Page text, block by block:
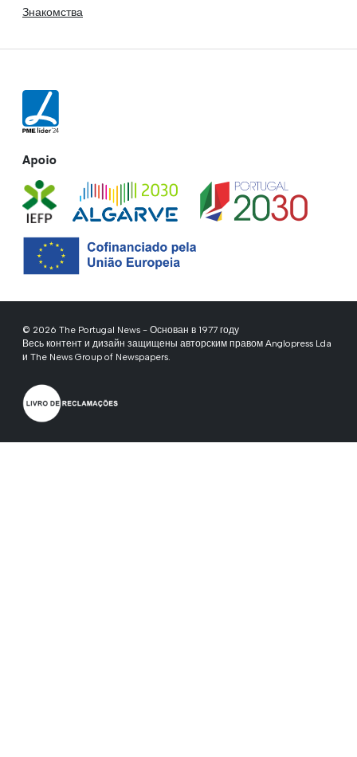
Знакомства
Apoio
© 2026 The Portugal News - Основан в 1977 году
Весь контент и дизайн защищены авторским правом Anglopress Lda
и The News Group of Newspapers.